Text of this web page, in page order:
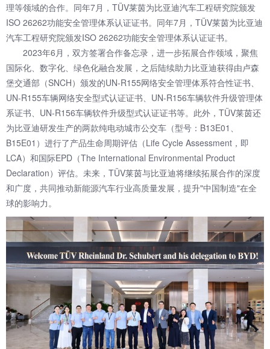
理等领域的合作。同年7月，TÜV莱茵为比亚迪汽车工程研究院颁发
ISO 26262功能安全管理体系认证证书。同年7月，TÜV莱茵为比亚迪
汽车工程研究院颁发ISO 26262功能安全管理体系认证证书。
2023年6月，双方签署合作备忘录，进一步拓展合作领域，聚焦
国际化、数字化、绿色化融合发展，之后陆续助力比亚迪获得由卢森
堡交通部（SNCH）颁发的UN-R155网络安全管理体系符合性证书、
UN-R155车辆网络安全型式认证证书、UN-R156车辆软件升级管理体
系证书、UN-R156车辆软件升级型式认证证书等。此外，TÜV莱茵还
为比亚迪研发生产的两款纯电动城市公交车（型号：B13E01、
B15E01）进行了产品生命周期评估（Life Cycle Assessment，即
LCA）和国际EPD（The International Environmental Product
Declaration）评估。未来，TÜV莱茵与比亚迪将继续拓展合作的深度
和广度，共同推动新能源汽车行业高质量发展，提升"中国制造"在全
球的影响力。